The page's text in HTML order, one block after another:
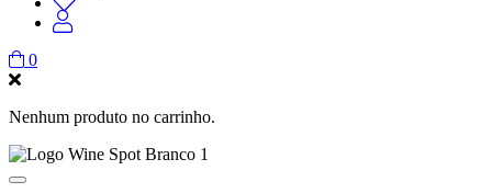
0
Nenhum produto no carrinho.